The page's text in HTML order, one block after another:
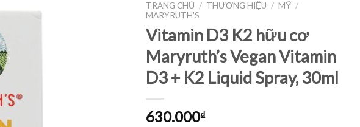
TRANG CHỦ / THƯƠNG HIỆU / MỸ /
MARYRUTH'S
Vitamin D3 K2 hữu cơ
Maryruth’s Vegan Vitamin
D3 + K2 Liquid Spray, 30ml
630.000₫